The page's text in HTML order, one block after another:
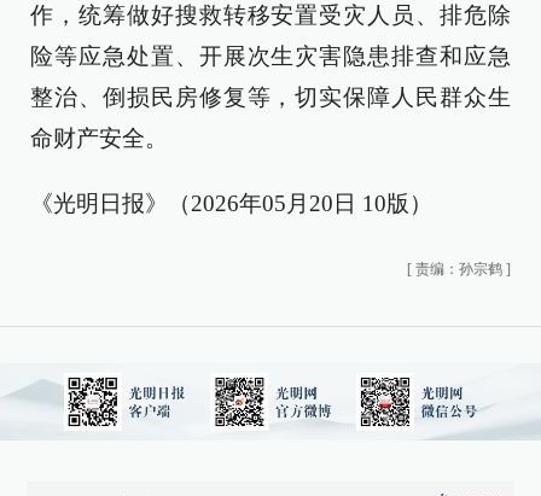
作，统筹做好搜救转移安置受灾人员、排危除
险等应急处置、开展次生灾害隐患排查和应急
整治、倒损民房修复等，切实保障人民群众生
命财产安全。
《光明日报》（2026年05月20日 10版）
[ 责编：孙宗鹤 ]